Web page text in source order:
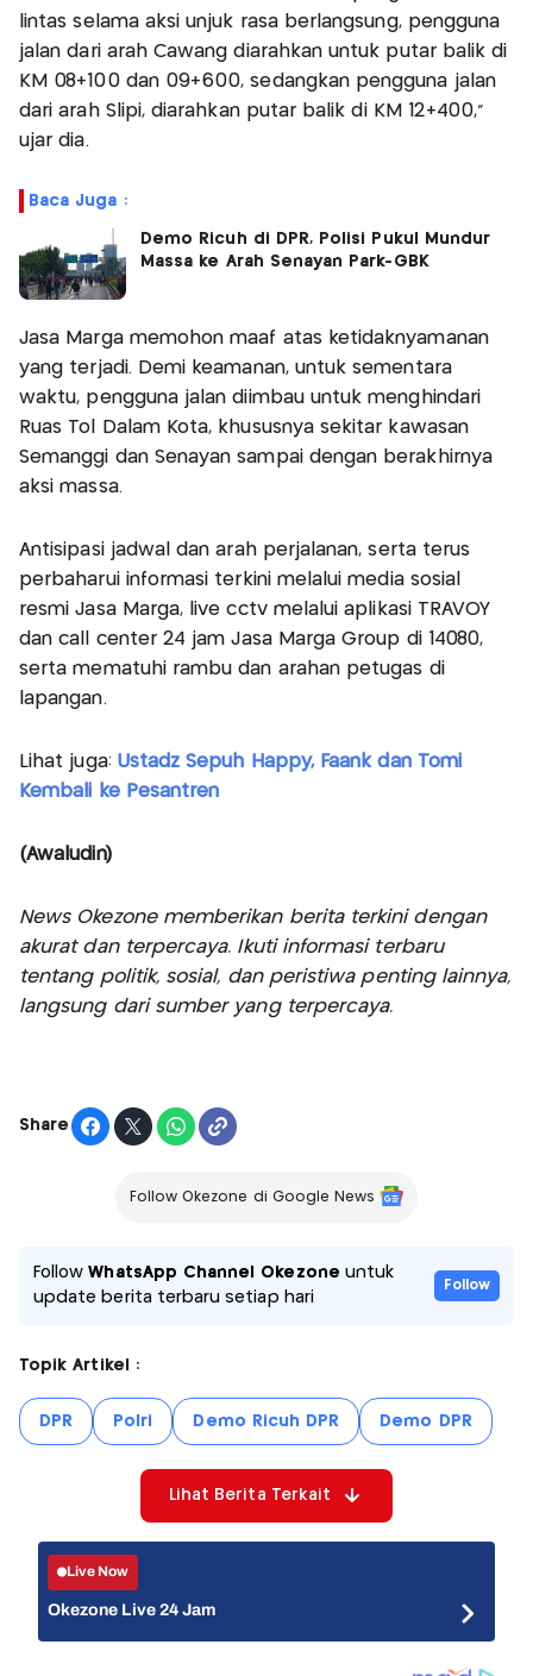
lintas selama aksi unjuk rasa berlangsung, pengguna
jalan dari arah Cawang diarahkan untuk putar balik di
KM 08+100 dan 09+600, sedangkan pengguna jalan
dari arah Slipi, diarahkan putar balik di KM 12+400,"
ujar dia.
Baca Juga :
Demo Ricuh di DPR, Polisi Pukul Mundur
Massa ke Arah Senayan Park-GBK
Jasa Marga memohon maaf atas ketidaknyamanan
yang terjadi. Demi keamanan, untuk sementara
waktu, pengguna jalan diimbau untuk menghindari
Ruas Tol Dalam Kota, khususnya sekitar kawasan
Semanggi dan Senayan sampai dengan berakhirnya
aksi massa.
Antisipasi jadwal dan arah perjalanan, serta terus
perbaharui informasi terkini melalui media sosial
resmi Jasa Marga, live cctv melalui aplikasi TRAVOY
dan call center 24 jam Jasa Marga Group di 14080,
serta mematuhi rambu dan arahan petugas di
lapangan.
Lihat juga: Ustadz Sepuh Happy, Faank dan Tomi
Kembali ke Pesantren
(Awaludin)
News Okezone memberikan berita terkini dengan
akurat dan terpercaya. Ikuti informasi terbaru
tentang politik, sosial, dan peristiwa penting lainnya,
langsung dari sumber yang terpercaya.
Share
Follow Okezone di Google News
FollowWhatsApp Channel Okezone untuk
update berita terbaru setiap hari
Follow
Topik Artikel :
DPR Polri Demo Ricuh DPR Demo DPR
Lihat Berita Terkait
Live Now
Okezone Live 24 Jam